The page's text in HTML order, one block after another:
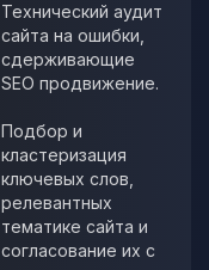
Технический аудит
сайта на ошибки,
сдерживающие
SEO продвижение.
Подбор и
кластеризация
ключевых слов,
релевантных
тематике сайта и
согласование их с